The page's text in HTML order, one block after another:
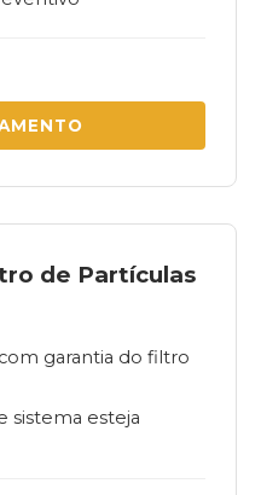
de Partículas
garantia do filtro
sistema esteja